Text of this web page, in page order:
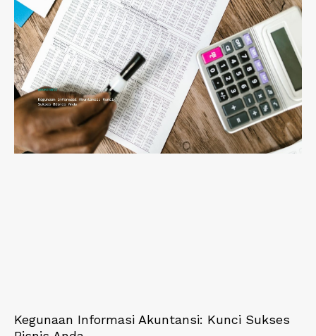
Kegunaan Informasi Akuntansi: Kunci Sukses